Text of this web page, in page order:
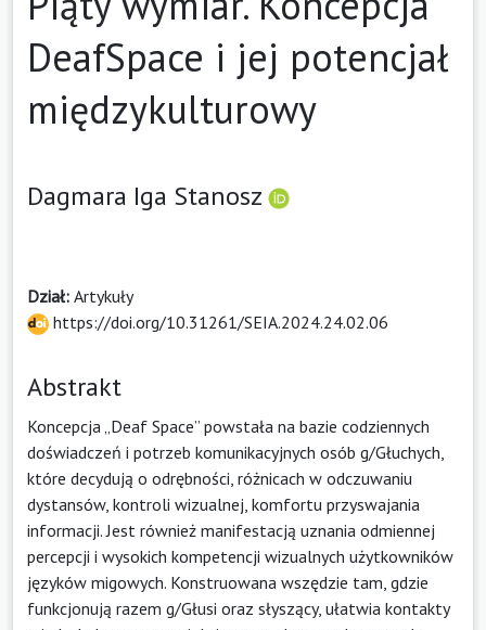
DeafSpace i jej potencjał
międzykulturowy
Dagmara Iga Stanosz
Dział: Artykuły
https://doi.org/10.31261/SEIA.2024.24.02.06
Abstrakt
Koncepcja „Deaf Space” powstała na bazie codziennych
doświadczeń i potrzeb komunikacyjnych osób g/Głuchych,
które decydują o odrębności, różnicach w odczuwaniu
dystansów, kontroli wizualnej, komfortu przyswajania
informacji. Jest również manifestacją uznania odmiennej
percepcji i wysokich kompetencji wizualnych użytkowników
języków migowych. Konstruowana wszędzie tam, gdzie
funkcjonują razem g/Głusi oraz słyszący, ułatwia kontakty